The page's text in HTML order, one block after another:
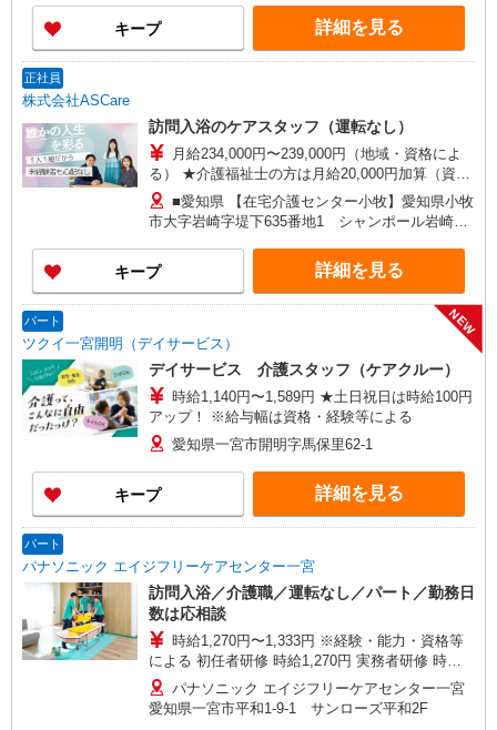
キープ 詳細を見る
正社員
株式会社ASCare
訪問入浴のケアスタッフ（運転なし）
月給234,000円〜239,000円（地域・資格によ
る） ★介護福祉士の方は月給20,000円加算（資格
手当） 別途交通費支給（30,000円上限／月） 別途
残業手当（月平均残業時間15時間）残業代全額支
給
■愛知県 【在宅介護センター小牧】愛知県小牧
市大字岩崎字堤下635番地1 シャンポール岩崎1
二丁目17番7 ■岐阜県 【在宅介護センター岐阜
北】岐阜県岐阜市白菊町四丁目47番地1 白菊町4
丁目矢島店舗事務所 【在宅介護センター中津川】
岐阜県中津川市中津川1296番地1 【在宅介護セン
ター郡上】岐阜県郡上市大和町徳永668番地2 ■三
重県 【在宅介護センター松阪】三重県松阪市中央
町39番地10
キープ 詳細を見る
パート
ツクイ一宮開明（デイサービス）
NEW
デイサービス 介護スタッフ（ケアクルー）
時給1,140円〜1,589円 ★土日祝日は時給100円
アップ！ ※給与幅は資格・経験等による
愛知県一宮市開明字馬保里62-1
キープ 詳細を見る
パート
パナソニック エイジフリーケアセンター一宮
訪問入浴／介護職／運転なし／パート／勤務日
数は応相談
時給1,270円〜1,333円 ※経験・能力・資格等
による 初任者研修 時給1,270円 実務者研修 時給
1,270円 介護福祉士 時給1,333円 ※サービス提供8
件目以降〜1,000円/件 手当あり ※一律処遇改善加
算含む 〇時間外勤務手当 〇土日祝勤務手当 〇無
パナソニック エイジフリーケアセンター一宮
愛知県一宮市平和1-9-1 サンローズ平和2F